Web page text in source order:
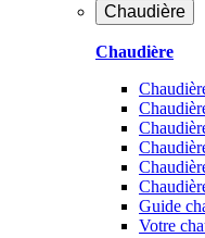
Chaudière
Chaudière
Guide
Votre